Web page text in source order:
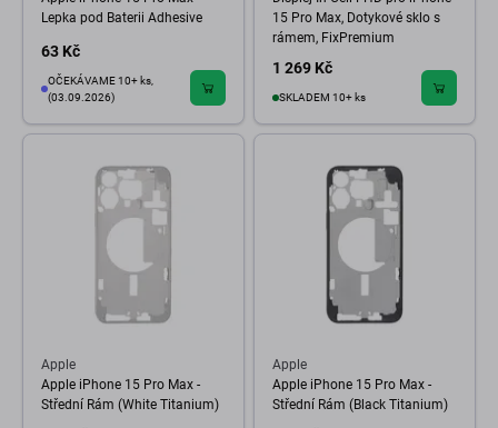
Lepka pod Baterii Adhesive
63 Kč
OČEKÁVAME 10+ ks,
(03.09.2026)
15 Pro Max, Dotykové sklo s
rámem, FixPremium
1 269 Kč
SKLADEM 10+ ks
Apple
Apple iPhone 15 Pro Max -
Střední Rám (White Titanium)
Apple
Apple iPhone 15 Pro Max -
Střední Rám (Black Titanium)